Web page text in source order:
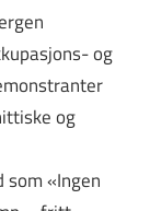
og
og
som «Ingen